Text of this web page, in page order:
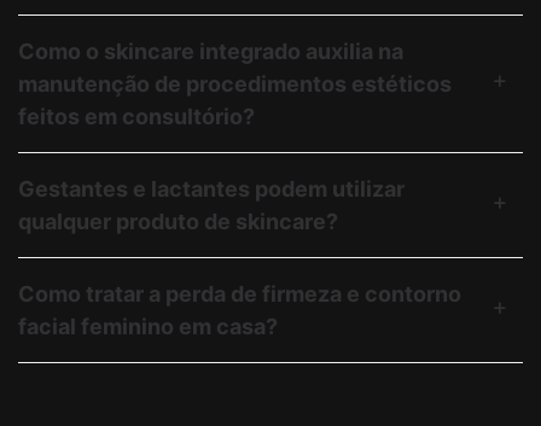
Como o skincare integrado auxilia na
manutenção de procedimentos estéticos
feitos em consultório?
Gestantes e lactantes podem utilizar
qualquer produto de skincare?
Como tratar a perda de firmeza e contorno
facial feminino em casa?